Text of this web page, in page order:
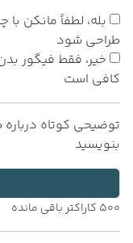
بله، لطفاً مانکن
طراحی شود
خیر، فقط فیگور
کافی است
توضیحی کوتاه
بنویسید
500 کاراکتر باقی مانده